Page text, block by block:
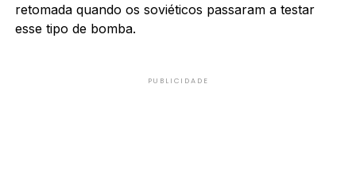
retomada quando os soviéticos passaram a testar
esse tipo de bomba.
PUBLICIDADE